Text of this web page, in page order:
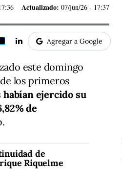
Actualizado: 07/jun/26 - 17:37
Agregar a Google
este domingo
los primeros
habían ejercido su
de
de
Riquelme